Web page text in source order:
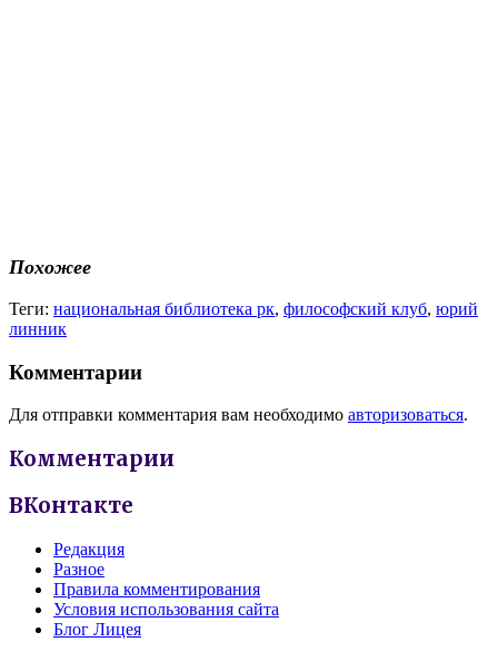
Похожее
Теги: национальная библиотека рк, философский клуб, юрий
линник
Комментарии
Для отправки комментария вам необходимо авторизоваться.
Комментарии
ВКонтакте
Редакция
Разное
Правила комментирования
Условия использования сайта
Блог Лицея